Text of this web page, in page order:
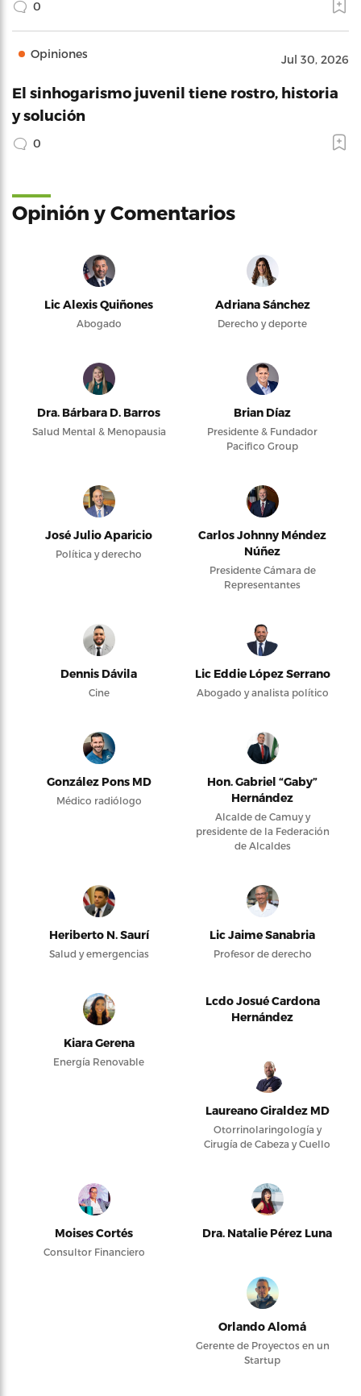
0
Opiniones Jul 30, 2026
El sinhogarismo juvenil tiene rostro, historia
y solución
0
Opinión y Comentarios
Lic Alexis Quiñones
Abogado
Adriana Sánchez
Derecho y deporte
Dra. Bárbara D. Barros
Salud Mental & Menopausia
Brian Díaz
Presidente & Fundador
Pacifico Group
José Julio Aparicio
Política y derecho
Carlos Johnny Méndez
Núñez
Presidente Cámara de
Representantes
Dennis Dávila
Cine
Lic Eddie López Serrano
Abogado y analista político
González Pons MD
Médico radiólogo
Hon. Gabriel “Gaby”
Hernández
Alcalde de Camuy y
presidente de la Federación
de Alcaldes
Heriberto N. Saurí
Salud y emergencias
Lic Jaime Sanabria
Profesor de derecho
Kiara Gerena
Energía Renovable
Lcdo Josué Cardona
Hernández
Laureano Giraldez MD
Otorrinolaringología y
Cirugía de Cabeza y Cuello
Moises Cortés
Consultor Financiero
Dra. Natalie Pérez Luna
Orlando Alomá
Gerente de Proyectos en un
Startup